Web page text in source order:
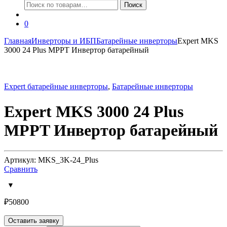
Искать:
Поиск
0
ГлавнаяИнверторы и ИБПБатарейные инверторыExpert MKS
3000 24 Plus MPPT Инвертор батарейный
Expert батарейные инверторы, Батарейные инверторы
Expert MKS 3000 24 Plus
MPPT Инвертор батарейный
Артикул: MKS_3K-24_Plus
Сравнить
₽50800
Оставить заявку